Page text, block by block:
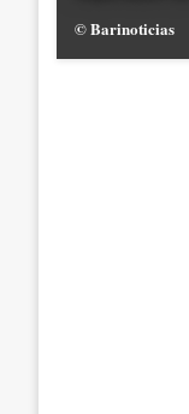
© Barinoticias